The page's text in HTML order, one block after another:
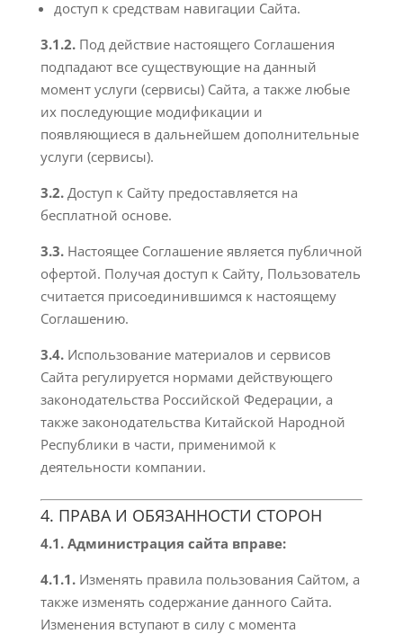
доступ к средствам навигации Сайта.
3.1.2. Под действие настоящего Соглашения
подпадают все существующие на данный
момент услуги (сервисы) Сайта, а также любые
их последующие модификации и
появляющиеся в дальнейшем дополнительные
услуги (сервисы).
3.2. Доступ к Сайту предоставляется на
бесплатной основе.
3.3. Настоящее Соглашение является публичной
офертой. Получая доступ к Сайту, Пользователь
считается присоединившимся к настоящему
Соглашению.
3.4. Использование материалов и сервисов
Сайта регулируется нормами действующего
законодательства Российской Федерации, а
также законодательства Китайской Народной
Республики в части, применимой к
деятельности компании.
4. ПРАВА И ОБЯЗАННОСТИ СТОРОН
4.1. Администрация сайта вправе:
4.1.1. Изменять правила пользования Сайтом, а
также изменять содержание данного Сайта.
Изменения вступают в силу с момента